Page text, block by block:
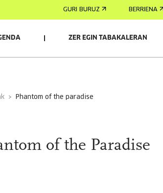
GURI BURUZ BERRIENA
ZER EGIN TABAKALERAN
phantom of the paradise
of the Paradise